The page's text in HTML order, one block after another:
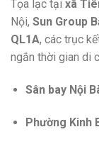
Tọa lạc tại xã
Nội, Sun Group
QL1A, các trục
ngắn thời gian di
Sân bay Nội
Phường Kinh